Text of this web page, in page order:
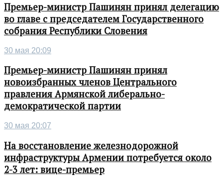
Премьер-министр Пашинян принял делегацию
во главе с председателем Государственного
собрания Республики Словения
30 мая 20:09
Премьер-министр Пашинян принял
новоизбранных членов Центрального
правления Армянской либерально-
демократической партии
30 мая 20:07
На восстановление железнодорожной
инфраструктуры Армении потребуется около
2-3 лет: вице-премьер